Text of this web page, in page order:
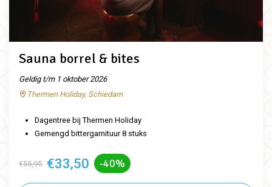
Sauna borrel & bites
Geldig t/m 1 oktober 2026
Thermen Holiday, Schiedam
Dagentree bij Thermen Holiday
Gemengd bittergarnituur 8 stuks
€55,95 €33,50 -40%